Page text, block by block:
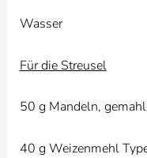
Wasser
Für die Streusel
50 g Mandeln,
40 g Weizenmehl